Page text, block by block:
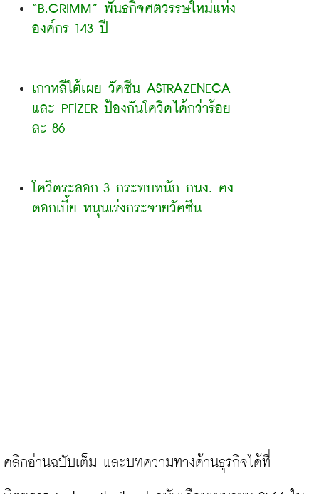
“B.GRIMM” พันธกิจศตวรรษใหม่แห่ง
องค์กร 143 ปี
เกาหลีใต้เผย วัคซีน ASTRAZENECA
และ PFIZER ป้องกันโควิดได้กว่าร้อย
ละ 86
โควิดระลอก 3 กระทบหนัก กนง. คง
ดอกเบี้ย หนุนเร่งกระจายวัคซีน
คลิกอ่านฉบับเต็ม และบทความทางด้านธุรกิจได้ที่